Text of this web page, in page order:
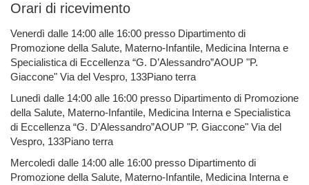
Orari di ricevimento
Venerdì dalle 14:00 alle 16:00 presso Dipartimento di
Promozione della Salute, Materno-Infantile, Medicina Interna e
Specialistica di Eccellenza “G. D’Alessandro”AOUP "P.
Giaccone" Via del Vespro, 133Piano terra
Lunedì dalle 14:00 alle 16:00 presso Dipartimento di Promozione
della Salute, Materno-Infantile, Medicina Interna e Specialistica
di Eccellenza “G. D’Alessandro”AOUP "P. Giaccone" Via del
Vespro, 133Piano terra
Mercoledì dalle 14:00 alle 16:00 presso Dipartimento di
Promozione della Salute, Materno-Infantile, Medicina Interna e